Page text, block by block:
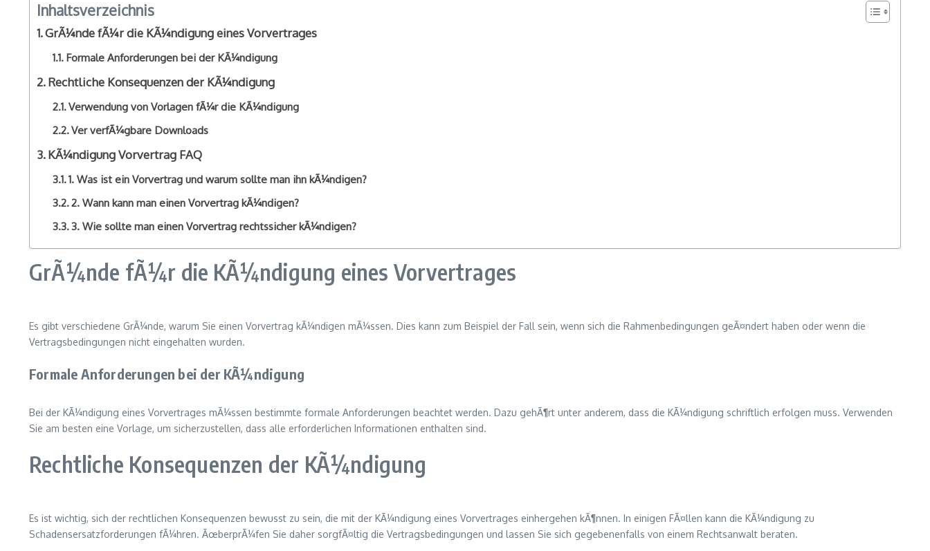
Inhaltsverzeichnis
GrÃ¼nde fÃ¼r die KÃ¼ndigung eines Vorvertrages
Formale Anforderungen bei der KÃ¼ndigung
Rechtliche Konsequenzen der KÃ¼ndigung
Verwendung von Vorlagen fÃ¼r die KÃ¼ndigung
Ver verfÃ¼gbare Downloads
KÃ¼ndigung Vorvertrag FAQ
1. Was ist ein Vorvertrag und warum sollte man ihn kÃ¼ndigen?
2. Wann kann man einen Vorvertrag kÃ¼ndigen?
3. Wie sollte man einen Vorvertrag rechtssicher kÃ¼ndigen?
GrÃ¼nde fÃ¼r die KÃ¼ndigung eines Vorvertrages
Es gibt verschiedene GrÃ¼nde, warum Sie einen Vorvertrag kÃ¼ndigen mÃ¼ssen. Dies kann zum Beispiel der Fall sein, wenn sich die Rahmenbedingungen geÃ¤ndert haben oder wenn die
Vertragsbedingungen nicht eingehalten wurden.
Formale Anforderungen bei der KÃ¼ndigung
Bei der KÃ¼ndigung eines Vorvertrages mÃ¼ssen bestimmte formale Anforderungen beachtet werden. Dazu gehÃ¶rt unter anderem, dass die KÃ¼ndigung schriftlich erfolgen muss. Verwenden
Sie am besten eine Vorlage, um sicherzustellen, dass alle erforderlichen Informationen enthalten sind.
Rechtliche Konsequenzen der KÃ¼ndigung
Es ist wichtig, sich der rechtlichen Konsequenzen bewusst zu sein, die mit der KÃ¼ndigung eines Vorvertrages einhergehen kÃ¶nnen. In einigen FÃ¤llen kann die KÃ¼ndigung zu
Schadensersatzforderungen fÃ¼hren. ÃœberprÃ¼fen Sie daher sorgfÃ¤ltig die Vertragsbedingungen und lassen Sie sich gegebenenfalls von einem Rechtsanwalt beraten.